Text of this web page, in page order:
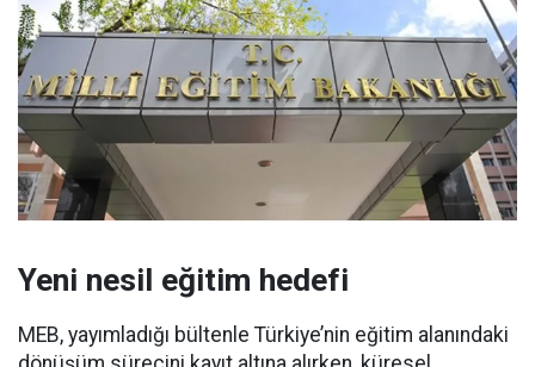
Yeni nesil eğitim hedefi
MEB, yayımladığı bültenle Türkiye’nin eğitim alanındaki